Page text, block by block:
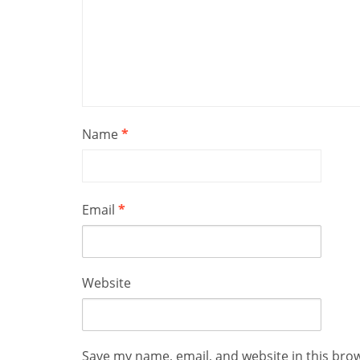
Name*
Email *
Website
Save my name, email, and website in this